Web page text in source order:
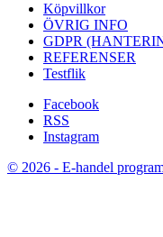
Köpvillkor
ÖVRIG INFO
GDPR
REFERENSER
Testflik
Facebook
RSS
Instagram
© 2026 - E-handel